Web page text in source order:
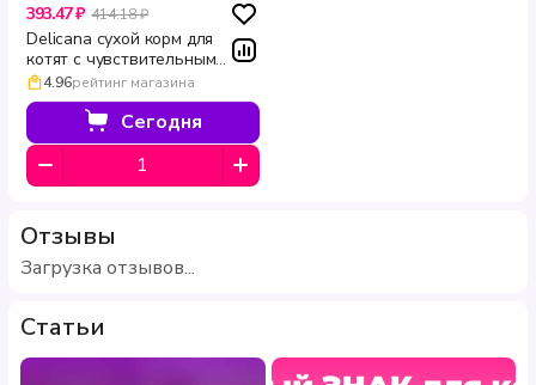
393.47 ₽ 414.18 ₽
Delicana сухой корм для
котят с чувствительным
пищеварением с индейкой
400 г
4.96рейтинг магазина
Сегодня
Отзывы
Загрузка отзывов...
Статьи